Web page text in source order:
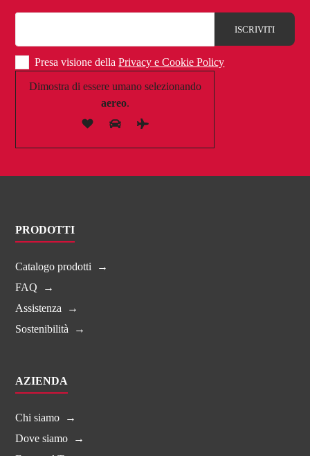
Presa visione dellaPrivacy e Cookie Policy
Dimostra di essere umano selezionando
aereo.
PRODOTTI
Catalogo prodotti
FAQ
Assistenza
Sostenibilità
AZIENDA
Chi siamo
Dove siamo